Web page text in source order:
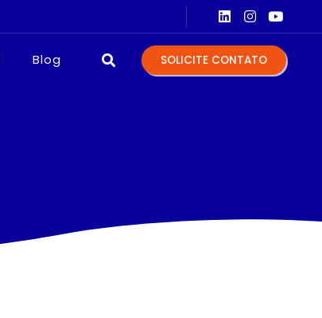
Blog SOLICITE CONTATO